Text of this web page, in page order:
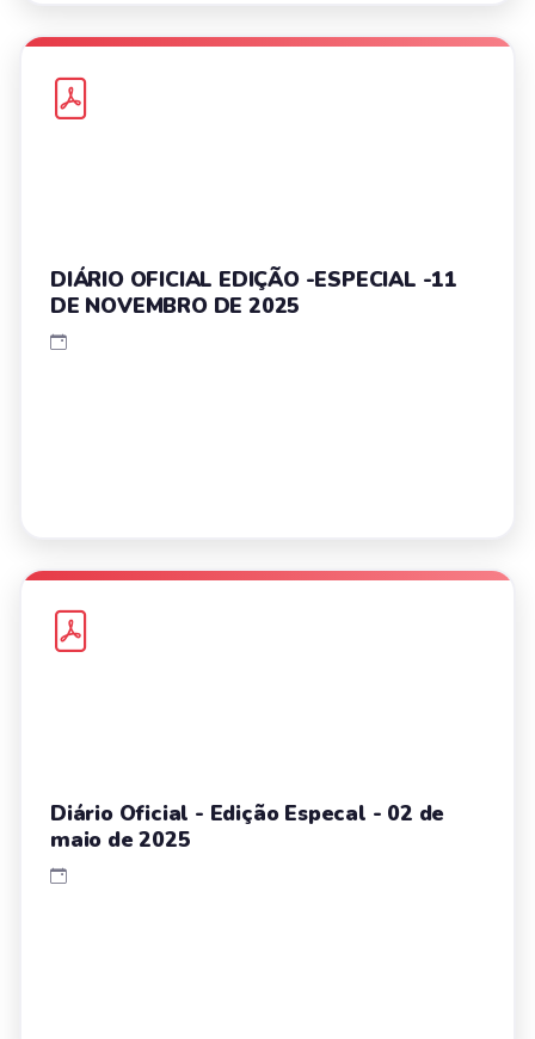
DIÁRIO OFICIAL EDIÇÃO -ESPECIAL -11
DE NOVEMBRO DE 2025
Diário Oficial - Edição Especal - 02 de
maio de 2025